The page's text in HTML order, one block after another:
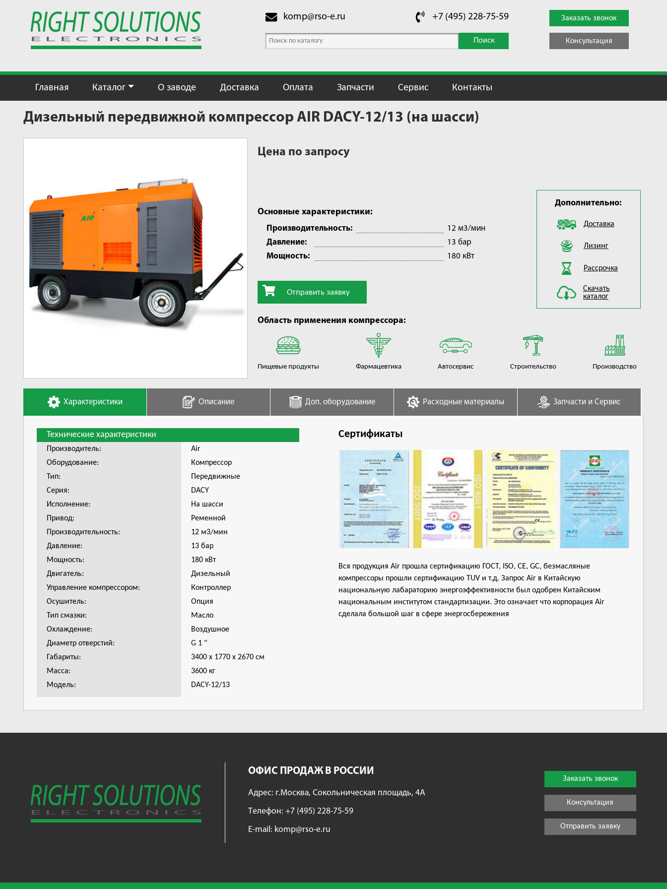
komp@rso-e.ru +7 (495) 228-75-59
Поиск
Заказать звонок
Консультация
Главная Каталог О заводе Доставка Оплата Запчасти Сервис Контакты
Дизельный передвижной компрессор AIR DACY-12/13 (на шасси)
Цена по запросу
Основные характеристики:
Производительность:
12 м3/мин
Давление:
13 бар
Мощность:
180 кВт
Отправить заявку
Дополнительно:
Доставка
Лизинг
Рассрочка
Скачать
каталог
Область применения компрессора:
Пищевые продукты Фармацевтика Автосервис Строительство Производство
Характеристики Описание Доп. оборудование Расходные материалы Запчасти и Сервис
Технические характеристики
Производитель:
Air
Оборудование:
Компрессор
Тип:
Передвижные
Серия:
DACY
Исполнение:
На шасси
Привод:
Ременной
Производительность:
12 м3/мин
Давление:
13 бар
Мощность:
180 кВт
Двигатель:
Дизельный
Управление компрессором:
Контроллер
Осушитель:
Опция
Тип смазки:
Масло
Охлаждение:
Воздушное
Диаметр отверстий:
G 1 "
Габариты:
3400 х 1770 х 2670 см
Масса:
3600 кг
Модель:
DACY-12/13
Сертификаты
Вся продукция Air прошла сертификацию ГОСТ, ISO, CE, GC, безмасляные
компрессоры прошли сертификацию TUV и т.д. Запрос Air в Китайскую
национальную лабараторию энергоэффективности был одобрен Китайским
национальным институтом стандартизации. Это означает что корпорация Air
сделала большой шаг в сфере энергосбережения
ОФИС ПРОДАЖ В РОССИИ
Адрес: г.Москва, Сокольническая площадь, 4А
Tелефон:+7 (495) 228-75-59
E-mail: komp@rso-e.ru
Заказать звонок
Консультация
Отправить заявку